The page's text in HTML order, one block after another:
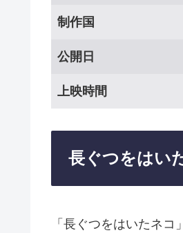
制作国
公開日
上映時間
長ぐつをはい
「長ぐつをはいたネ